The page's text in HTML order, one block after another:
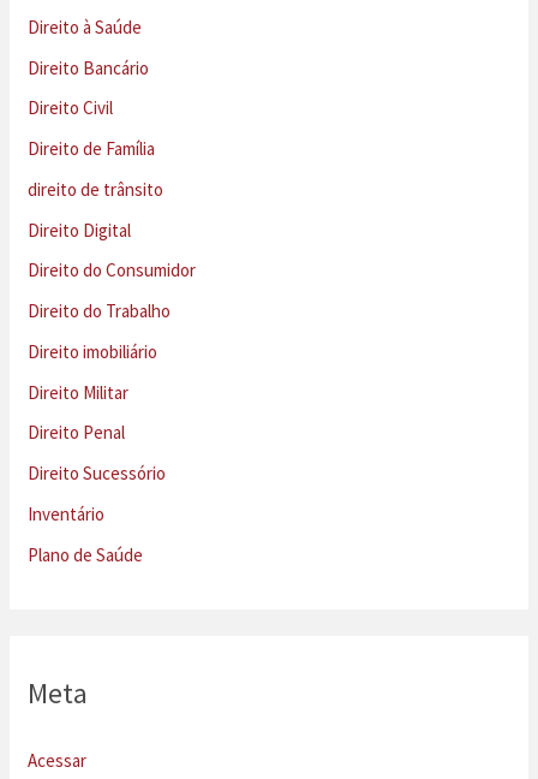
Direito à Saúde
Direito Bancário
Direito Civil
Direito de Família
direito de trânsito
Direito Digital
Direito do Consumidor
Direito do Trabalho
Direito imobiliário
Direito Militar
Direito Penal
Direito Sucessório
Inventário
Plano de Saúde
Meta
Acessar